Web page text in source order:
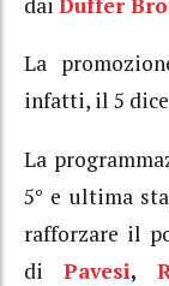
La
infatti, il 5
La
5° e ultima
rafforzare il
di Pavesi,